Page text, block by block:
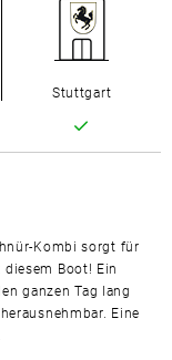
Kombi sorgt für
Boot! Ein
ganzen Tag lang
Eine
Stuttgart